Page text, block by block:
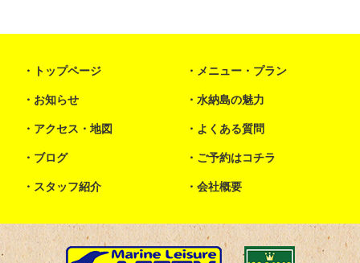
トップページ メニュー・プラン
お知らせ 水納島の魅力
アクセス・地図 よくある質問
ブログ ご予約はコチラ
スタッフ紹介 会社概要